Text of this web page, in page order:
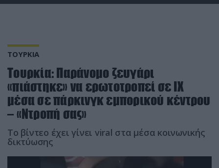
ΤΟΥΡΚΙΑ
Τουρκία: Παράνομο ζευγάρι
«πιάστηκε» να ερωτοτροπεί σε ΙΧ
μέσα σε πάρκινγκ εμπορικού κέντρου
– «Ντροπή σας»
Το βίντεο έχει γίνει viral στα μέσα κοινωνικής
δικτύωσης